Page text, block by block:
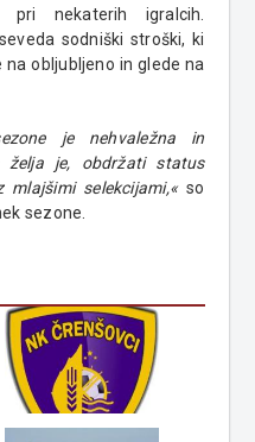
pri nekaterih igralcih.
sodniški stroški, ki
obljubljeno in glede na
je nehvaležna in
želja je, obdržati status
selekcijami,«so
sezone.